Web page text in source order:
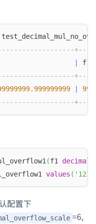
f1
(f1 decimal
values (
配置下
=6,